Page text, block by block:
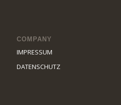
COMPANY
IMPRESSUM
DATENSCHUTZ